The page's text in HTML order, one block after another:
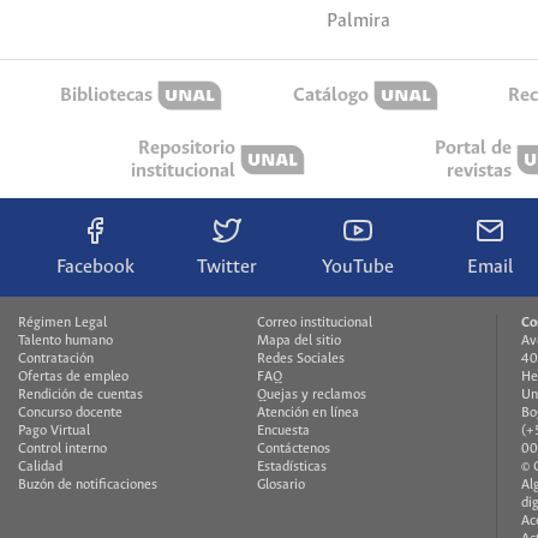
Palmira
Bibliotecas Catálogo
Repositorio
institucional
Portal de
revistas
Facebook Twitter YouTube Email
Régimen Legal
Talento humano
Contratación
Ofertas de empleo
Rendición de cuentas
Concurso docente
Pago Virtual
Control interno
Calidad
Buzón de notificaciones
Correo institucional
Mapa del sitio
Redes Sociales
FAQ
Quejas y reclamos
Atención en línea
Encuesta
Contáctenos
Estadísticas
Glosario
©